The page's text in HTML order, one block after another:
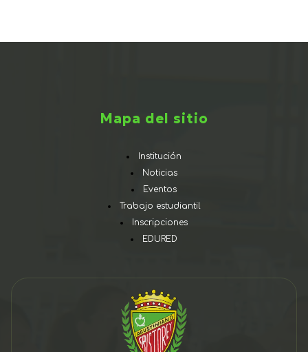
Mapa del sitio
Institución
Noticias
Eventos
Trabajo estudiantil
Inscripciones
EDURED